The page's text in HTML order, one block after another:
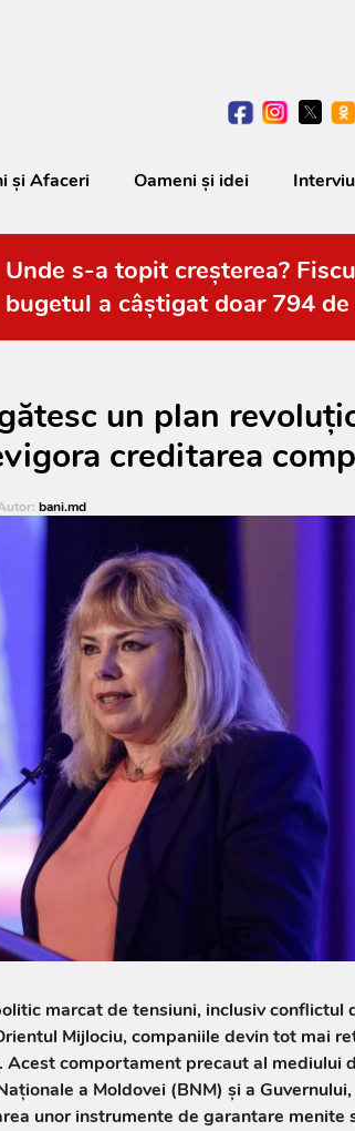
și Afaceri Oameni şi idei Interviu
Unde s-a topit creșterea?
bugetul a câștigat doar 794
un plan
creditarea
bani.md
marcat de tensiuni, inclusiv conflictul
Mijlociu, companiile devin tot mai
Acest comportament precaut al mediului
a Moldovei (BNM) și a
unor instrumente de garantare menite